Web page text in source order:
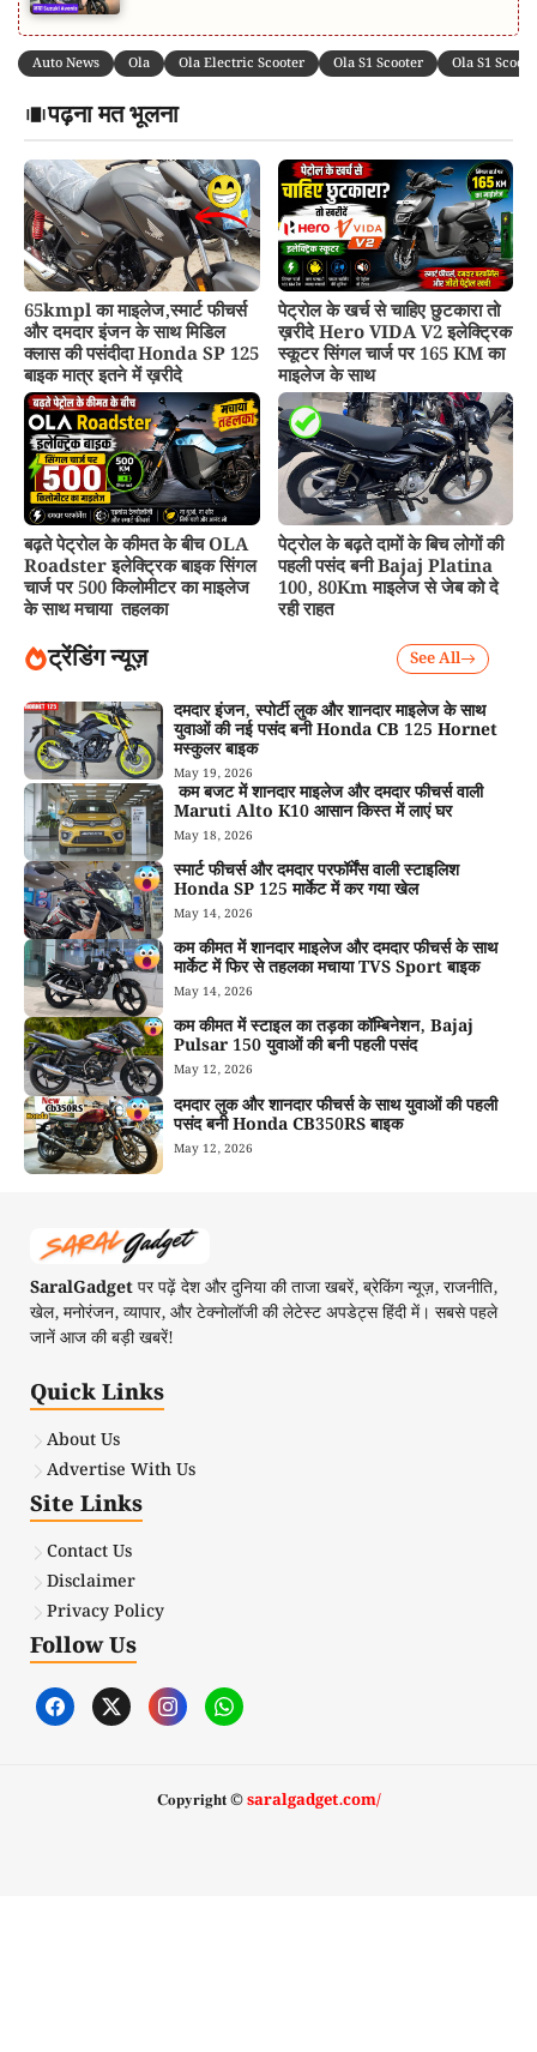
Auto News Ola Ola Electric Scooter Ola S1 Scooter Ola S1
पढ़ना मत भूलना
65kmpl का माइलेज,स्मार्ट फीचर्स
और दमदार इंजन के साथ मिडिल
क्लास की पसंदीदा Honda SP 125
बाइक मात्र इतने में ख़रीदे
पेट्रोल के खर्च से चाहिए छुटकारा तो
ख़रीदे Hero VIDA V2 इलेक्ट्रिक
स्कूटर सिंगल चार्ज पर 165 KM का
माइलेज के साथ
बढ़ते पेट्रोल के कीमत के बीच OLA
Roadster इलेक्ट्रिक बाइक सिंगल
चार्ज पर 500 किलोमीटर का माइलेज
के साथ मचाया तहलका
पेट्रोल के बढ़ते दामों के बिच लोगों की
पहली पसंद बनी Bajaj Platina
100, 80Km माइलेज से जेब को दे
रही राहत
ट्रेंडिंग न्यूज़ See All
दमदार इंजन, स्पोर्टी लुक और शानदार माइलेज के साथ
युवाओं की नई पसंद बनी Honda CB 125 Hornet
मस्कुलर बाइक
May 19, 2026
कम बजट में शानदार माइलेज और दमदार फीचर्स वाली
Maruti Alto K10 आसान किस्त में लाएं घर
May 18, 2026
स्मार्ट फीचर्स और दमदार परफॉर्मेंस वाली स्टाइलिश
Honda SP 125 मार्केट में कर गया खेल
May 14, 2026
कम कीमत में शानदार माइलेज और दमदार फीचर्स के साथ
मार्केट में फिर से तहलका मचाया TVS Sport बाइक
May 14, 2026
कम कीमत में स्टाइल का तड़का कॉम्बिनेशन, Bajaj
Pulsar 150 युवाओं की बनी पहली पसंद
May 12, 2026
दमदार लुक और शानदार फीचर्स के साथ युवाओं की पहली
पसंद बनी Honda CB350RS बाइक
May 12, 2026
SaralGadgetपर पढ़ें देश और दुनिया की ताजा खबरें, ब्रेकिंग न्यूज़, राजनीति,
खेल, मनोरंजन, व्यापार, और टेक्नोलॉजी की लेटेस्ट अपडेट्स हिंदी में। सबसे पहले
जानें आज की बड़ी खबरें!
Quick Links
About Us
Advertise With Us
Site Links
Contact Us
Disclaimer
Privacy Policy
Follow Us
𝐂𝐨𝐩𝐲𝐫𝐢𝐠𝐡𝐭 ©saralgadget.com/